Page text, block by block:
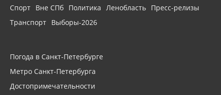
Спорт Вне СПб Политика Ленобласть Пресс-релизы
Транспорт Выборы-2026
Погода в Санкт-Петербурге
Метро Санкт-Петербурга
Достопримечательности